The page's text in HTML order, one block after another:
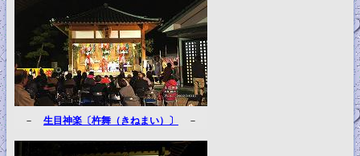
－ 生目神楽〔杵舞（きねまい）〕 －